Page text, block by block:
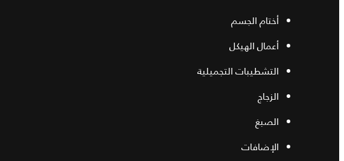
أختام الجسم
أعمال الهيكل
التشطيبات التجميلية
الزجاج
الصبغ
الإضافات